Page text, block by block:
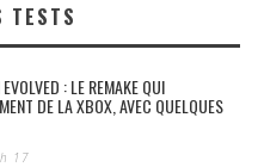
TESTS
: LE REMAKE QUI
DE LA XBOX, AVEC QUELQUES
17